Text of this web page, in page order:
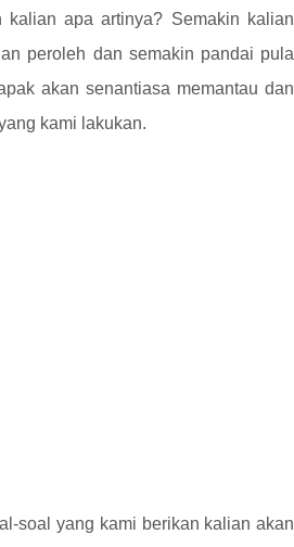
kalian apa artinya? Semakin kalian
peroleh dan semakin pandai pula
akan senantiasa memantau dan
kami lakukan.
soal yang kami berikan kalian akan